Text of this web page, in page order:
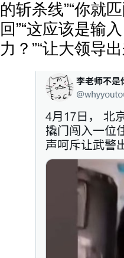
的斩杀线”“你就
回”“这应该是输
力？”“让大领导出